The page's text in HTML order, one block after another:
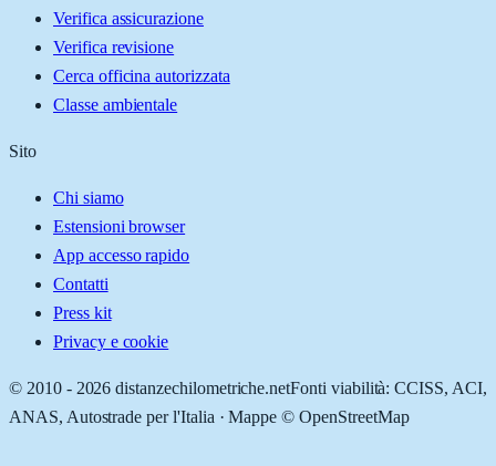
Verifica assicurazione
Verifica revisione
Cerca officina autorizzata
Classe ambientale
Sito
Chi siamo
Estensioni browser
App accesso rapido
Contatti
Press kit
Privacy e cookie
© 2010 - 2026 distanzechilometriche.netFonti viabilità: CCISS, ACI,
ANAS, Autostrade per l'Italia · Mappe © OpenStreetMap